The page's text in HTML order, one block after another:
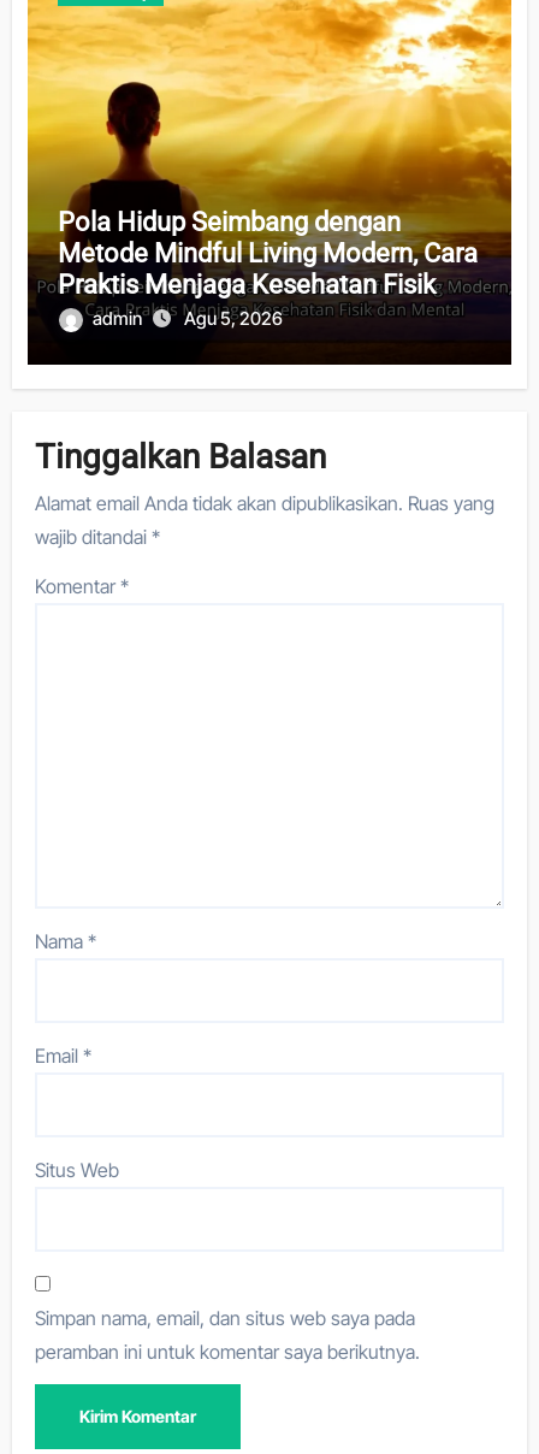
Pola Hidup Seimbang dengan
Metode Mindful Living Modern, Cara
Praktis Menjaga Kesehatan Fisik
dan Mental
admin Agu 5, 2026
Tinggalkan Balasan
Alamat email Anda tidak akan dipublikasikan. Ruas yang
wajib ditandai*
Komentar*
Nama*
Email*
Situs Web
Simpan nama, email, dan situs web saya pada
peramban ini untuk komentar saya berikutnya.